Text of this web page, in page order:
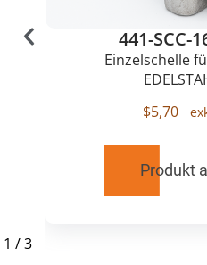
441-SCC-
Einzelschelle
$5,70
Produkt
1 /3